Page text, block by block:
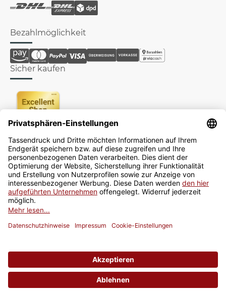
Bezahlmöglichkeit
Sicher kaufen
Newsletter